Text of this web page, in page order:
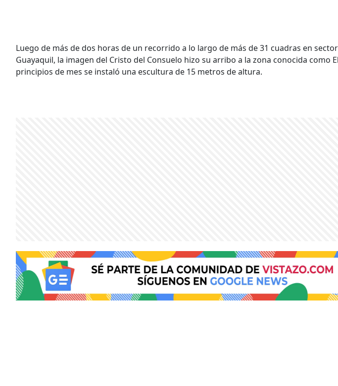
Luego de más de dos horas de un recorrido a lo largo de más de 31 cuadras en
Guayaquil, la imagen del Cristo del Consuelo hizo su arribo a la zona conocida como
principios de mes se instaló una escultura de 15 metros de altura.